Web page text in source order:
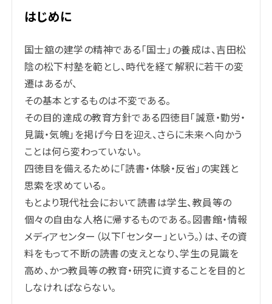
はじめに
国士舘の建学の精神である「国士」の養成は、吉田松
陰の松下村塾を範とし、時代を経て解釈に若干の変
遷はあるが、
その基本とするものは不変である。
その目的達成の教育方針である四徳目「誠意・勤労・
見識・気魄」を掲げ今日を迎え、さらに未来へ向かう
ことは何ら変わっていない。
四徳目を備えるために「読書・体験・反省」の実践と
思索を求めている。
もとより現代社会において読書は学生、教員等の
個々の自由な人格に帰するものである。図書館・情報
メディアセンター（以下「センター」という。）は、その資
料をもって不断の読書の支えとなり、学生の見識を
高め、かつ教員等の教育・研究に資することを目的と
しなければならない。